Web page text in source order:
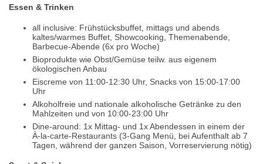
Essen & Trinken
all inclusive: Frühstücksbuffet, mittags und abends
kaltes/warmes Buffet, Showcooking, Themenabende,
Barbecue-Abende (6x pro Woche)
Bioprodukte wie Obst/Gemüse teilw. aus eigenem
ökologischen Anbau
Eiscreme von 11:00-12:30 Uhr, Snacks von 15:00-17:00
Uhr
Alkoholfreie und nationale alkoholische Getränke zu den
Mahlzeiten und von 10:00-23:00 Uhr
Dine-around: 1x Mittag- und 1x Abendessen in einem der
À-la-carte-Restaurants (3-Gang Menü, bei Aufenthalt ab 7
Tagen, während der ganzen Saison, Vorreservierung nötig)